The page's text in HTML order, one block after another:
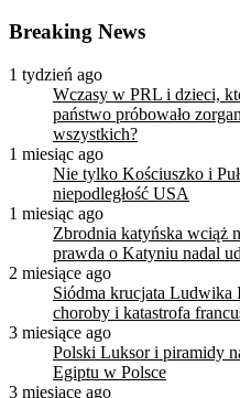
Breaking News
1 tydzień ago
Wczasy w PRL i dzieci,
państwo próbowało
wszystkich?
1 miesiąc ago
Nie tylko Kościuszko i
niepodległość USA
1 miesiąc ago
Zbrodnia katyńska wciąż
prawda o Katyniu nadal
2 miesiące ago
Siódma krucjata Ludwika
choroby i katastrofa
3 miesiące ago
Polski Luksor i piramidy
Egiptu w Polsce
3 miesiące ago